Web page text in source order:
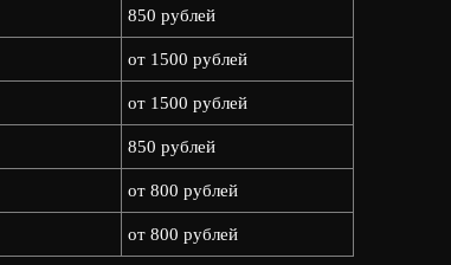
850 рублей
от 1500 рублей
от 1500 рублей
850 рублей
от 800 рублей
от 800 рублей